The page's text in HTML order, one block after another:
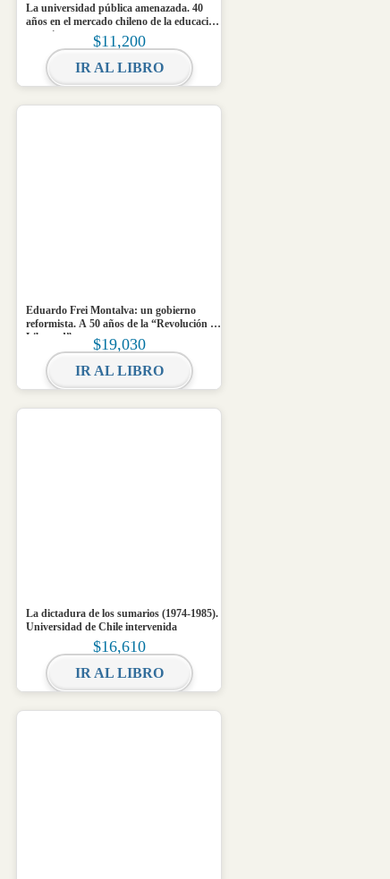
La universidad pública amenazada. 40
años en el mercado chileno de la educación
superior
$11,200
IR AL LIBRO
Eduardo Frei Montalva: un gobierno
reformista. A 50 años de la “Revolución en
Libertad”
$19,030
IR AL LIBRO
La dictadura de los sumarios (1974-1985).
Universidad de Chile intervenida
$16,610
IR AL LIBRO